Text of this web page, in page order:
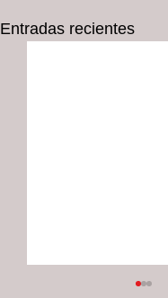
Entradas recientes